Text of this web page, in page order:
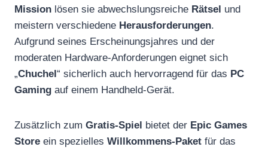
Mission lösen sie abwechslungsreiche Rätsel und
meistern verschiedene Herausforderungen.
Aufgrund seines Erscheinungsjahres und der
moderaten Hardware-Anforderungen eignet sich
„Chuchel“ sicherlich auch hervorragend für das PC
Gaming auf einem Handheld-Gerät.
Zusätzlich zum Gratis-Spiel bietet der Epic Games
Store ein spezielles Willkommens-Paket für das